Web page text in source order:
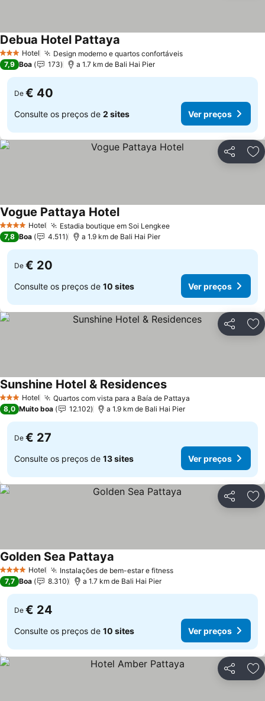
3 EstrelasHotel Design moderno e quartos confortáveisVer preços
Debua Hotel Pattaya
7,9 Boa 173 a 1.7 km de Bali Hai Pier
De € 40
Consulte os preços de 2 sites Ver preços
Partilhar
4 EstrelasHotel Estadia boutique em Soi LengkeeVer preços
Vogue Pattaya HotelVer preços
7,8 Boa 4.511 a 1.9 km de Bali Hai Pier
De € 20
Consulte os preços de 10 sites Ver preços
Partilhar
3 EstrelasHotel Quartos com vista para a Baía de Pattaya
Sunshine Hotel & ResidencesVer preços
8,0 Muito boa 12.102 a 1.9 km de Bali Hai Pier
De € 27
Consulte os preços de 13 sites Ver preços
Partilhar
4 EstrelasHotel Instalações de bem-estar e fitnessVer preços
Golden Sea Pattaya
7,7 Boa 8.310 a 1.7 km de Bali Hai Pier
De € 24
Consulte os preços de 10 sites Ver preços
Partilhar